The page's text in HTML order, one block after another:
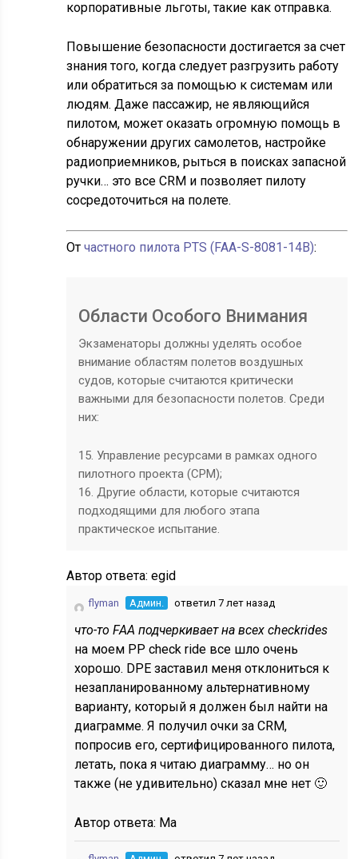
корпоративные льготы, такие как отправка.
Повышение безопасности достигается за счет
знания того, когда следует разгрузить работу
или обратиться за помощью к системам или
людям. Даже пассажир, не являющийся
пилотом, может оказать огромную помощь в
обнаружении других самолетов, настройке
радиоприемников, рыться в поисках запасной
ручки… это все CRM и позволяет пилоту
сосредоточиться на полете.
Отчастного пилота PTS (FAA-S-8081-14B):
Области Особого Внимания
Экзаменаторы должны уделять особое
внимание областям полетов воздушных
судов, которые считаются критически
важными для безопасности полетов. Среди
них:
15. Управление ресурсами в рамках одного
пилотного проекта (СРМ);
16. Другие области, которые считаются
подходящими для любого этапа
практическое испытание.
Автор ответа:egid
flyman Админ. ответил 7 лет назад
что-то FAA подчеркивает на всех checkrides
на моем PP check ride все шло очень
хорошо. DPE заставил меня отклониться к
незапланированному альтернативному
варианту, который я должен был найти на
диаграмме. Я получил очки за CRM,
попросив его, сертифицированного пилота,
летать, пока я читаю диаграмму… но он
также (не удивительно) сказал мне нет 🙂
Автор ответа: Ма